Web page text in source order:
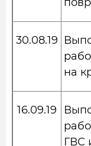
30.08.19
на
16.09.19
ГВС